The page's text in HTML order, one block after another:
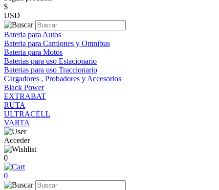
$
USD
Bateria para Autos
Bateria para Camiones y Omnibus
Bateria para Motos
Baterias para uso Estacionario
Baterias para uso Traccionario
Cargadores , Probadores y Accesorios
Black Power
EXTRABAT
RUTA
ULTRACELL
VARTA
Acceder
0
0